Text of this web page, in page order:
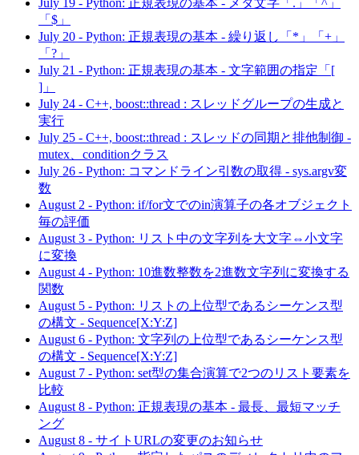
July 19 - Python: 正規表現の基本 - メタ文字「.」「^」
「$」
July 20 - Python: 正規表現の基本 - 繰り返し「*」「+」
「?」
July 21 - Python: 正規表現の基本 - 文字範囲の指定「[
]」
July 24 - C++, boost::thread : スレッドグループの生成と
実行
July 25 - C++, boost::thread : スレッドの同期と排他制御 -
mutex、conditionクラス
July 26 - Python: コマンドライン引数の取得 - sys.argv変
数
August 2 - Python: if/for文でのin演算子の各オブジェクト
毎の評価
August 3 - Python: リスト中の文字列を大文字⇔小文字
に変換
August 4 - Python: 10進数整数を2進数文字列に変換する
関数
August 5 - Python: リストの上位型であるシーケンス型
の構文 - Sequence[X:Y:Z]
August 6 - Python: 文字列の上位型であるシーケンス型
の構文 - Sequence[X:Y:Z]
August 7 - Python: set型の集合演算で2つのリスト要素を
比較
August 8 - Python: 正規表現の基本 - 最長、最短マッチ
ング
August 8 - サイトURLの変更のお知らせ